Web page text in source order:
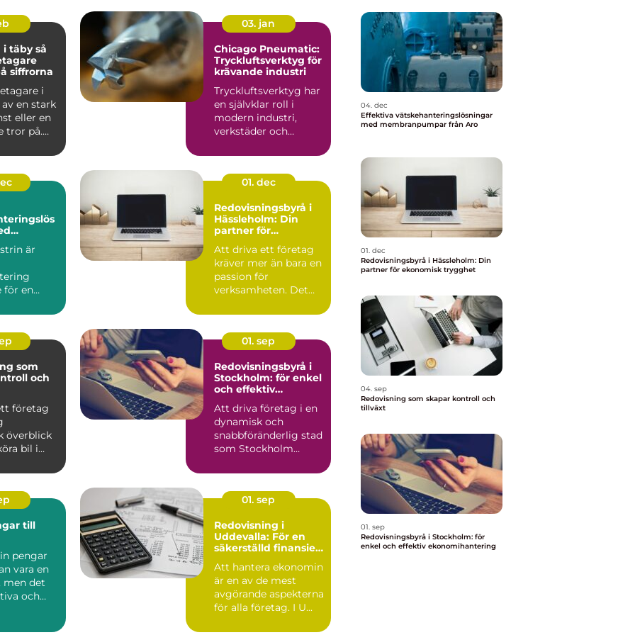
så
siffrorna
i
en stark
eller en
tror på.
03. jan
Chicago Pneumatic:
Tryckluftsverktyg för
krävande industri
Tryckluftsverktyg har
en självklar roll i
modern industri,
verkstäder och
är
för en
01. dec
Redovisningsbyrå i
Hässleholm: Din
partner för
Att driva ett företag
kräver mer än bara en
passion för
verksamheten. Det
som
och
företag
överblick
bil i
01. sep
Redovisningsbyrå i
Stockholm: för enkel
och effektiv
Att driva företag i en
dynamisk och
snabbföränderlig stad
som Stockholm
till
pengar
vara en
men det
och
01. sep
Redovisning i
Uddevalla: För en
säkerställd finansiell
Att hantera ekonomin
är en av de mest
avgörande aspekterna
för alla företag. I U...
04. dec
Effektiva vätskehanteringslösningar
med membranpumpar från Aro
01. dec
Redovisningsbyrå i Hässleholm: Din
partner för ekonomisk trygghet
04. sep
Redovisning som skapar kontroll och
tillväxt
01. sep
Redovisningsbyrå i Stockholm: för
enkel och effektiv ekonomihantering